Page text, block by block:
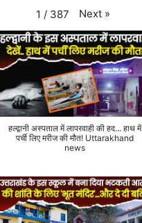
1 / 387 Next »
हल्द्वानी अस्पताल में लापरवाही की हद... हाथ में
पर्ची लिए मरीज की मौत! Uttarakhand
news